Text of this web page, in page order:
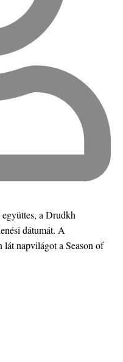
a Drudkh
dátumát. A
lát napvilágot a Season of